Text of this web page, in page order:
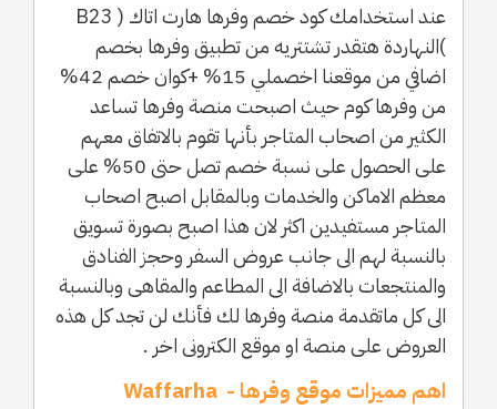
عند استخدامك كود خصم وفرها هارت اتاك ( B23
)النهاردة هتقدر تشتتريه من تطبيق وفرها بخصم
اضافي من موقعنا اخصملي 15% +كوان خصم 42%
من وفرها كوم حيث اصبحت منصة وفرها تساعد
الكثير من اصحاب المتاجر بأنها تقوم بالاتفاق معهم
على الحصول على نسبة خصم تصل حتى 50% على
معظم الاماكن والخدمات وبالمقابل اصبح اصحاب
المتاجر مستفيدين اكثر لان هذا اصبح بصورة تسويق
بالنسبة لهم الى جانب عروض السفر وحجز الفنادق
والمنتجعات بالاضافة الى المطاعم والمقاهى وبالنسبة
الى كل ماتقدمة منصة وفرها لك فأنك لن تجد كل هذه
العروض على منصة او موقع الكترونى اخر .
اهم مميزات موقع وفرها - Waffarha